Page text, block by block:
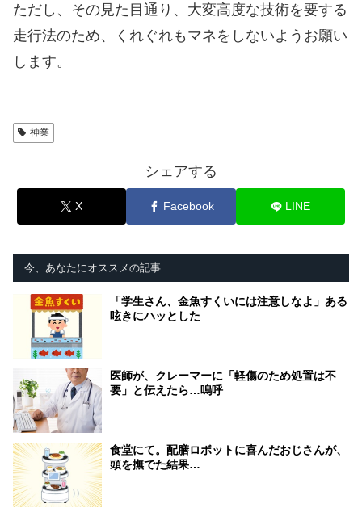
ただし、その見た目通り、大変高度な技術を要する
走行法のため、くれぐれもマネをしないようお願い
します。
神業
シェアする
X Facebook LINE
今、あなたにオススメの記事
「学生さん、金魚すくいには注意しなよ」ある
呟きにハッとした
医師が、クレーマーに「軽傷のため処置は不
要」と伝えたら…嗚呼
食堂にて。配膳ロボットに喜んだおじさんが、
頭を撫でた結果…